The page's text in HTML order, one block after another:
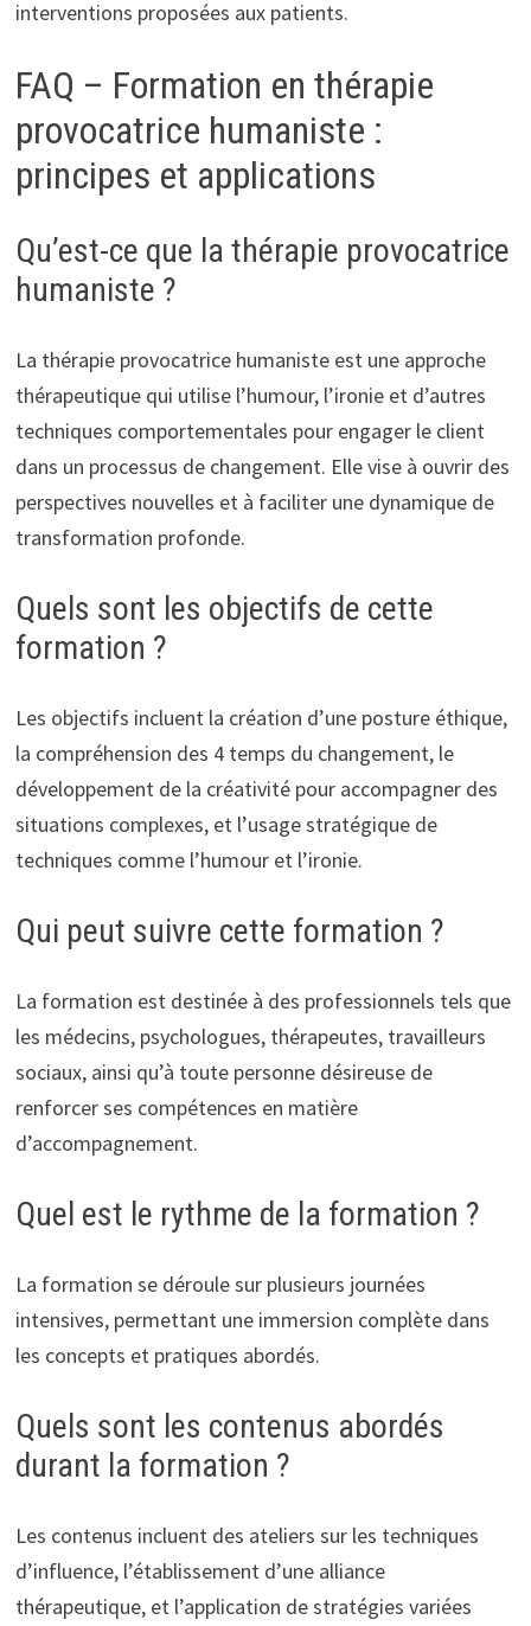
interventions proposées aux patients.
FAQ – Formation en thérapie
provocatrice humaniste :
principes et applications
Qu’est-ce que la thérapie provocatrice
humaniste ?
La thérapie provocatrice humaniste est une approche
thérapeutique qui utilise l’humour, l’ironie et d’autres
techniques comportementales pour engager le client
dans un processus de changement. Elle vise à ouvrir des
perspectives nouvelles et à faciliter une dynamique de
transformation profonde.
Quels sont les objectifs de cette
formation ?
Les objectifs incluent la création d’une posture éthique,
la compréhension des 4 temps du changement, le
développement de la créativité pour accompagner des
situations complexes, et l’usage stratégique de
techniques comme l’humour et l’ironie.
Qui peut suivre cette formation ?
La formation est destinée à des professionnels tels que
les médecins, psychologues, thérapeutes, travailleurs
sociaux, ainsi qu’à toute personne désireuse de
renforcer ses compétences en matière
d’accompagnement.
Quel est le rythme de la formation ?
La formation se déroule sur plusieurs journées
intensives, permettant une immersion complète dans
les concepts et pratiques abordés.
Quels sont les contenus abordés
durant la formation ?
Les contenus incluent des ateliers sur les techniques
d’influence, l’établissement d’une alliance
thérapeutique, et l’application de stratégies variées